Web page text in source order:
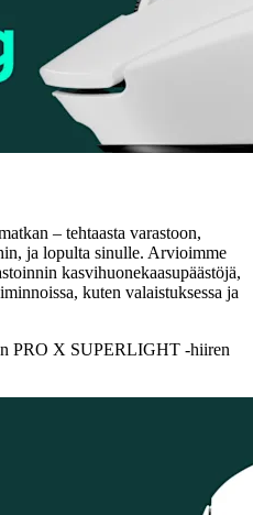
– tehtaasta varastoon,
ja lopulta sinulle. Arvioimme
kasvihuonekaasupäästöjä,
kuten valaistuksessa ja
PRO X SUPERLIGHT -hiiren